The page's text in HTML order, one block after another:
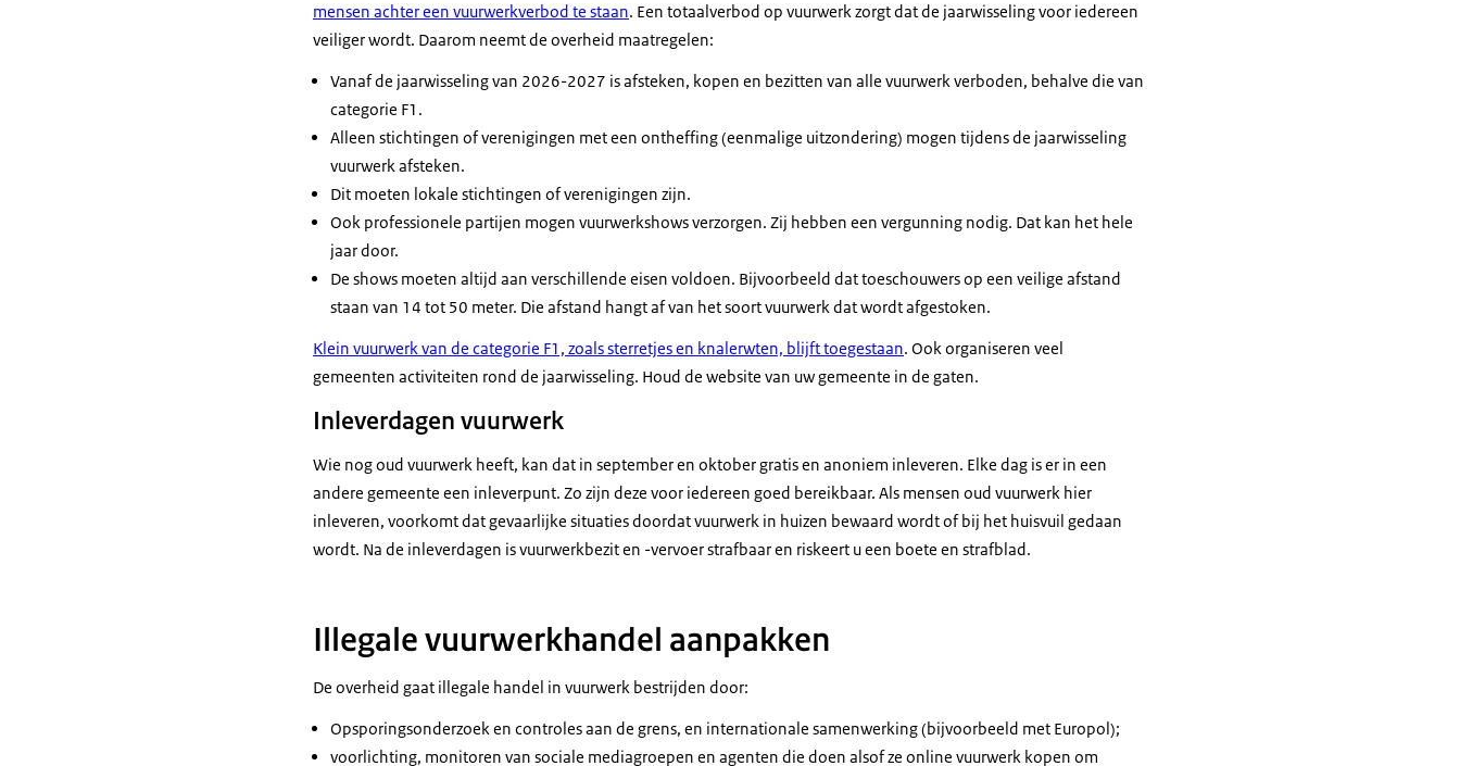
mensen achter een vuurwerkverbod te staan. Een totaalverbod op vuurwerk zorgt dat de jaarwisseling voor iedereen
veiliger wordt. Daarom neemt de overheid maatregelen:
Vanaf de jaarwisseling van 2026-2027 is afsteken, kopen en bezitten van alle vuurwerk verboden, behalve die van
categorie F1.
Alleen stichtingen of verenigingen met een ontheffing (eenmalige uitzondering) mogen tijdens de jaarwisseling
vuurwerk afsteken.
Dit moeten lokale stichtingen of verenigingen zijn.
Ook professionele partijen mogen vuurwerkshows verzorgen. Zij hebben een vergunning nodig. Dat kan het hele
jaar door.
De shows moeten altijd aan verschillende eisen voldoen. Bijvoorbeeld dat toeschouwers op een veilige afstand
staan van 14 tot 50 meter. Die afstand hangt af van het soort vuurwerk dat wordt afgestoken.
Klein vuurwerk van de categorie F1, zoals sterretjes en knalerwten, blijft toegestaan. Ook organiseren veel
gemeenten activiteiten rond de jaarwisseling. Houd de website van uw gemeente in de gaten.
Inleverdagen vuurwerk
Wie nog oud vuurwerk heeft, kan dat in september en oktober gratis en anoniem inleveren. Elke dag is er in een
andere gemeente een inleverpunt. Zo zijn deze voor iedereen goed bereikbaar. Als mensen oud vuurwerk hier
inleveren, voorkomt dat gevaarlijke situaties doordat vuurwerk in huizen bewaard wordt of bij het huisvuil gedaan
wordt. Na de inleverdagen is vuurwerkbezit en -vervoer strafbaar en riskeert u een boete en strafblad.
Illegale vuurwerkhandel aanpakken
De overheid gaat illegale handel in vuurwerk bestrijden door:
Opsporingsonderzoek en controles aan de grens, en internationale samenwerking (bijvoorbeeld met Europol);
voorlichting, monitoren van sociale mediagroepen en agenten die doen alsof ze online vuurwerk kopen om